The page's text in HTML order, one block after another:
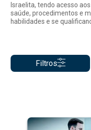
Israelita, tendo acesso
saúde, procedimentos e
habilidades e se
Filtros